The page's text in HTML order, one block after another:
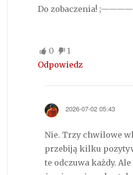
Do zobaczenia!
0
1
Odpowiedz
2026-07-02 05:43
Nie. Trzy chwilowe
przebiją kilku
te odczuwa każdy.